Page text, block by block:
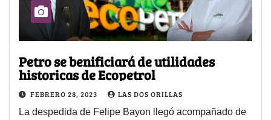
Petro se benificiará de utilidades
historicas de Ecopetrol
FEBRERO 28, 2023 LAS DOS ORILLAS
La despedida de Felipe Bayon llegó acompañado de